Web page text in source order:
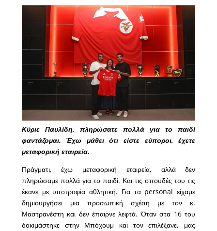
Κύριε Παυλίδη, πληρώσατε πολλά για το παιδί
φαντάζομαι. Έχω μάθει ότι είστε εύποροι, έχετε
μεταφορική εταιρεία.
Πράγματι, έχω μεταφορική εταιρεία, αλλά δεν
πληρώσαμε πολλά για το παιδί. Και τις σπουδές του τις
έκανε με υποτροφία αθλητική. Για τα personal είχαμε
δημιουργήσει μια προσωπική σχέση με τον κ.
Μαστρανέστη και δεν έπαιρνε λεφτά. Όταν στα 16 του
δοκιμάστηκε στην Μπόχουμ και τον επιλέξανε, μας